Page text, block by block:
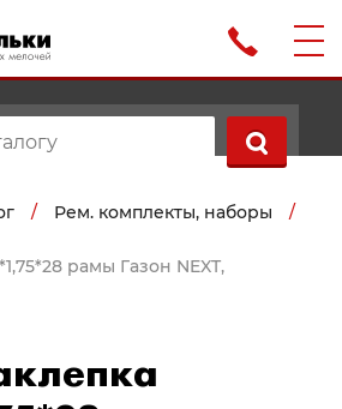
/ Рем. комплекты, наборы /
рамы Газон NEXT,